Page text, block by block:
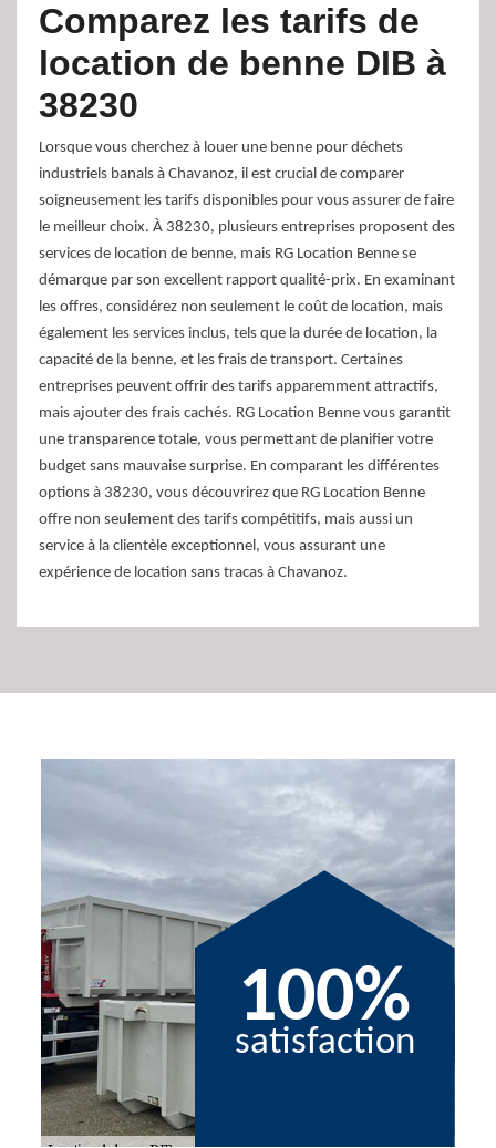
Comparez les tarifs de
location de benne DIB à
38230
Lorsque vous cherchez à louer une benne pour déchets
industriels banals à Chavanoz, il est crucial de comparer
soigneusement les tarifs disponibles pour vous assurer de faire
le meilleur choix. À 38230, plusieurs entreprises proposent des
services de location de benne, mais RG Location Benne se
démarque par son excellent rapport qualité-prix. En examinant
les offres, considérez non seulement le coût de location, mais
également les services inclus, tels que la durée de location, la
capacité de la benne, et les frais de transport. Certaines
entreprises peuvent offrir des tarifs apparemment attractifs,
mais ajouter des frais cachés. RG Location Benne vous garantit
une transparence totale, vous permettant de planifier votre
budget sans mauvaise surprise. En comparant les différentes
options à 38230, vous découvrirez que RG Location Benne
offre non seulement des tarifs compétitifs, mais aussi un
service à la clientèle exceptionnel, vous assurant une
expérience de location sans tracas à Chavanoz.
100%
satisfaction